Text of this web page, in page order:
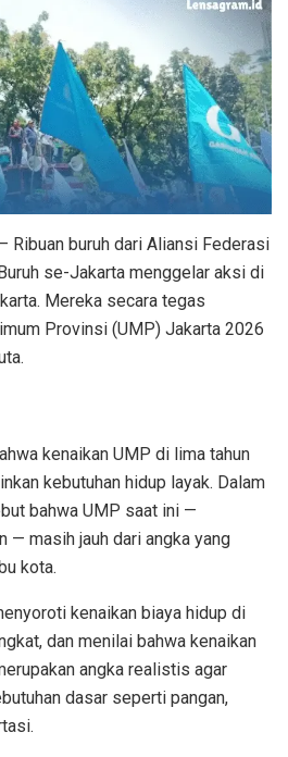
Ribuan buruh dari Aliansi Federasi
se-Jakarta menggelar aksi di
Mereka secara tegas
Provinsi (UMP) Jakarta 2026
kenaikan UMP di lima tahun
kebutuhan hidup layak. Dalam
bahwa UMP saat ini —
— masih jauh dari angka yang
kota.
kenaikan biaya hidup di
dan menilai bahwa kenaikan
angka realistis agar
dasar seperti pangan,